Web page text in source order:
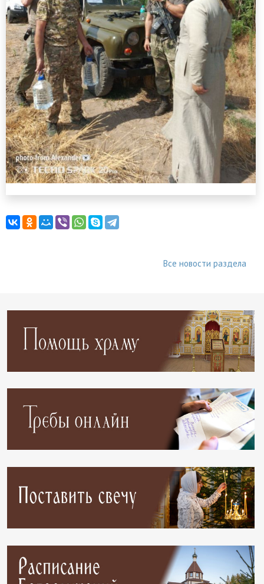
Все новости раздела